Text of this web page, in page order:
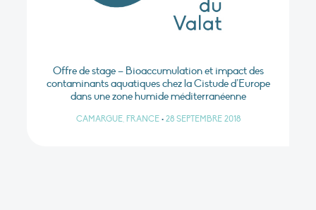
Offre de stage – Bioaccumulation et impact des
contaminants aquatiques chez la Cistude d’Europe
dans une zone humide méditerranéenne
CAMARGUE, FRANCE • 28 SEPTEMBRE 2018